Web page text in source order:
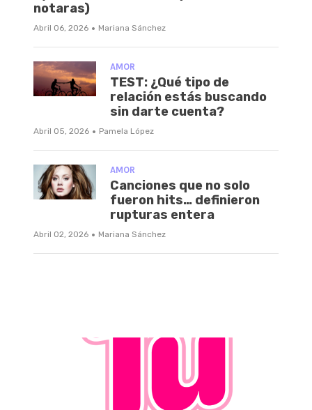
notaras)
Abril 06, 2026 · Mariana Sánchez
AMOR
TEST: ¿Qué tipo de
relación estás buscando
sin darte cuenta?
Abril 05, 2026 · Pamela López
AMOR
Canciones que no solo
fueron hits… definieron
rupturas entera
Abril 02, 2026 · Mariana Sánchez